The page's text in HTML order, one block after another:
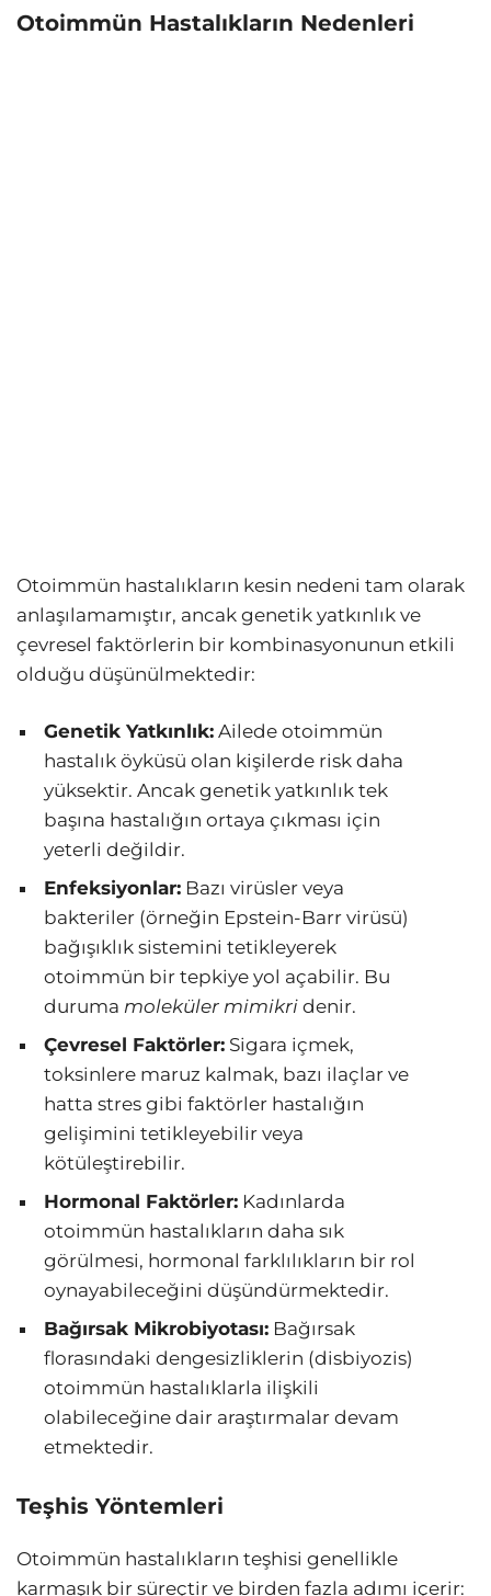
Otoimmün Hastalıkların Nedenleri
Otoimmün hastalıkların kesin nedeni tam olarak
anlaşılamamıştır, ancak genetik yatkınlık ve
çevresel faktörlerin bir kombinasyonunun etkili
olduğu düşünülmektedir:
Genetik Yatkınlık: Ailede otoimmün
hastalık öyküsü olan kişilerde risk daha
yüksektir. Ancak genetik yatkınlık tek
başına hastalığın ortaya çıkması için
yeterli değildir.
Enfeksiyonlar: Bazı virüsler veya
bakteriler (örneğin Epstein-Barr virüsü)
bağışıklık sistemini tetikleyerek
otoimmün bir tepkiye yol açabilir. Bu
duruma moleküler mimikri denir.
Çevresel Faktörler: Sigara içmek,
toksinlere maruz kalmak, bazı ilaçlar ve
hatta stres gibi faktörler hastalığın
gelişimini tetikleyebilir veya
kötüleştirebilir.
Hormonal Faktörler: Kadınlarda
otoimmün hastalıkların daha sık
görülmesi, hormonal farklılıkların bir rol
oynayabileceğini düşündürmektedir.
Bağırsak Mikrobiyotası: Bağırsak
florasındaki dengesizliklerin (disbiyozis)
otoimmün hastalıklarla ilişkili
olabileceğine dair araştırmalar devam
etmektedir.
Teşhis Yöntemleri
Otoimmün hastalıkların teşhisi genellikle
karmaşık bir süreçtir ve birden fazla adımı içerir: